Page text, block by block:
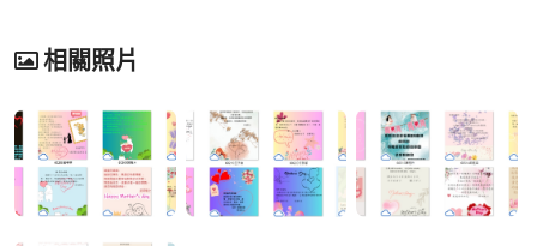
相關照片